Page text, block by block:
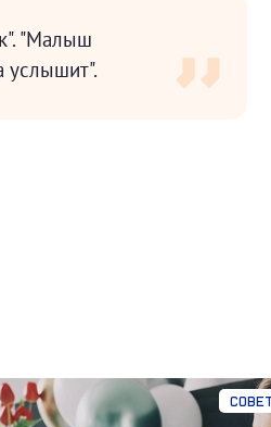
"Малыш
услышит".